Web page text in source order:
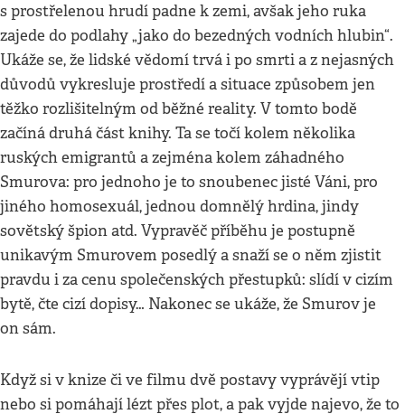
s prostřelenou hrudí padne k zemi, avšak jeho ruka
zajede do podlahy „jako do bezedných vodních hlubin“.
Ukáže se, že lidské vědomí trvá i po smrti a z nejasných
důvodů vykresluje prostředí a situace způsobem jen
těžko rozlišitelným od běžné reality. V tomto bodě
začíná druhá část knihy. Ta se točí kolem několika
ruských emigrantů a zejména kolem záhadného
Smurova: pro jednoho je to snoubenec jisté Váni, pro
jiného homosexuál, jednou domnělý hrdina, jindy
sovětský špion atd. Vypravěč příběhu je postupně
unikavým Smurovem posedlý a snaží se o něm zjistit
pravdu i za cenu společenských přestupků: slídí v cizím
bytě, čte cizí dopisy… Nakonec se ukáže, že Smurov je
on sám.
Když si v knize či ve filmu dvě postavy vyprávějí vtip
nebo si pomáhají lézt přes plot, a pak vyjde najevo, že to